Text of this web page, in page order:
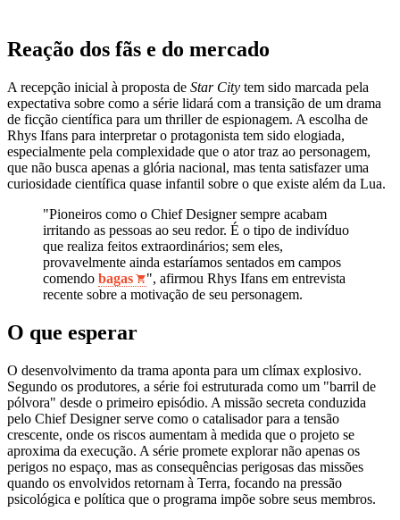
Reação dos fãs e do mercado
A recepção inicial à proposta de Star City tem sido marcada pela
expectativa sobre como a série lidará com a transição de um drama
de ficção científica para um thriller de espionagem. A escolha de
Rhys Ifans para interpretar o protagonista tem sido elogiada,
especialmente pela complexidade que o ator traz ao personagem,
que não busca apenas a glória nacional, mas tenta satisfazer uma
curiosidade científica quase infantil sobre o que existe além da Lua.
"Pioneiros como o Chief Designer sempre acabam
irritando as pessoas ao seu redor. É o tipo de indivíduo
que realiza feitos extraordinários; sem eles,
provavelmente ainda estaríamos sentados em campos
comendo bagas
", afirmou Rhys Ifans em entrevista
recente sobre a motivação de seu personagem.
O que esperar
O desenvolvimento da trama aponta para um clímax explosivo.
Segundo os produtores, a série foi estruturada como um "barril de
pólvora" desde o primeiro episódio. A missão secreta conduzida
pelo Chief Designer serve como o catalisador para a tensão
crescente, onde os riscos aumentam à medida que o projeto se
aproxima da execução. A série promete explorar não apenas os
perigos no espaço, mas as consequências perigosas das missões
quando os envolvidos retornam à Terra, focando na pressão
psicológica e política que o programa impõe sobre seus membros.